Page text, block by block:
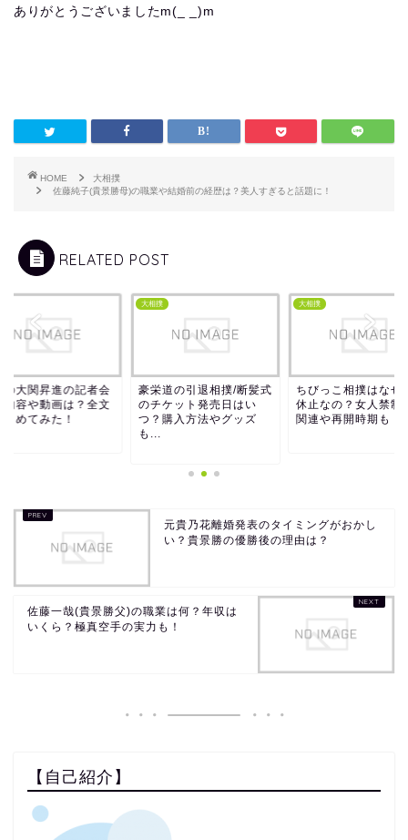
ありがとうございましたm(_ _)m
HOME
大相撲
佐藤純子(貴景勝母)の職業や結婚前の経歴は？美人すぎると話題に！
RELATED POST
の大関昇進の記者会
内容や動画は？全文
とめてみた！
大相撲
豪栄道の引退相撲/断髪式
のチケット発売日はい
つ？購入方法やグッズ
も...
大相撲
ちびっこ相撲はなぜ
休止なの？女人禁制
関連や再開時期も！
元貴乃花離婚発表のタイミングがおかし
い？貴景勝の優勝後の理由は？
佐藤一哉(貴景勝父)の職業は何？年収は
いくら？極真空手の実力も！
【自己紹介】